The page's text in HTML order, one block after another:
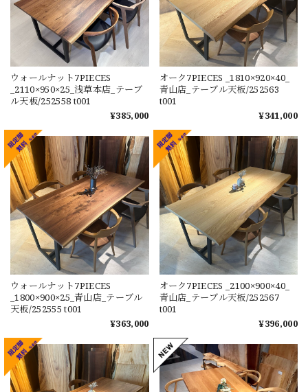
ウォールナット7PIECES
_2110×950×25_浅草本店_テーブ
ル天板/252558 t001
¥385,000
オーク7PIECES _1810×920×40_
青山店_テーブル天板/252563
t001
¥341,000
ウォールナット7PIECES
_1800×900×25_青山店_テーブル
天板/252555 t001
¥363,000
オーク7PIECES _2100×900×40_
青山店_テーブル天板/252567
t001
¥396,000